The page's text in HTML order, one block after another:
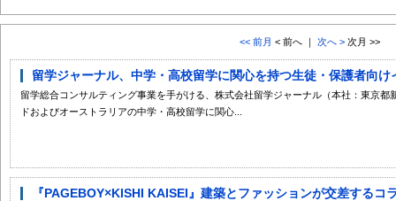
<< 前月 < 前へ ｜ 次へ >次月 >>
留学ジャーナル、中学・高校留学に関心を持つ生徒・保護者向け
留学総合コンサルティング事業を手がける、株式会社留学ジャーナル（本社：東京
ドおよびオーストラリアの中学・高校留学に関心...
『PAGEBOY×KISHI KAISEI』建築とファッションが交差するコ